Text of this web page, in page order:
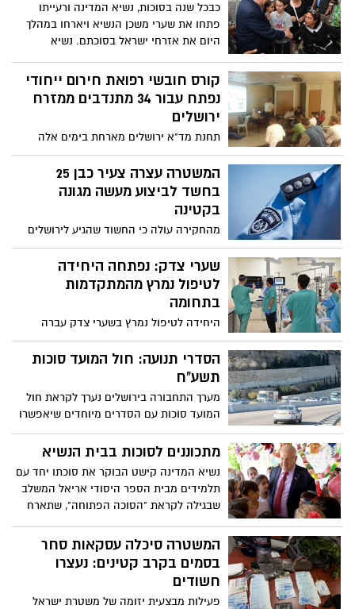
כבכל שנה בסוכות, נשיא המדינה ורעייתו
פתחו את שערי משכן הנשיא ויארחו במהלך
היום את אזרחי ישראל בסוכתם. נשיא
המשכן: "בית הנשיא הוא הבית של כל אזרחי
מדינת ישראל"
קורס חובשי רפואת חירום ייחודי
נפתח עבור 34 מתנדבים ממזרח
ירושלים
תחנת מד"א ירושלים מארחת בימים אלה
קורס מרגש במיוחד. פעמיים בשבוע, גודשים
את התחנה 34 חניכי קורס חובשי רפואת
חירום ונהגי אמבולנס, שיהפכו בחודשים
הקרובים לחלק בלתי נפרד ממתנדבי הארגון
הפועלים בבירה. הייחודיות הרבה של הקורס
נובעת מן העובדה כי חניכיו כולם הם בני
המשטרה עצרה צעיר כבן 25
בחשד לביצוע מעשה מגונה
בקטינה
מהחקירה עולה כי החשוד שהגיע לירושלים
לאירועי סליחות, פגש בנערה במרכז העיר
והשניים קבעו ללכת יחדיו. בדרכם רכשו
אלכוהול וככל הנראה שתו יחדיו. עוד עולה כי
בשלב מסוים , עפ"י החשד, ניצל מצבה של
מעשה מגונה
שערי צדק: נפתחה היחידה
לטיפול נמרץ מהמתקדמות
בתחומה
היחידה לטיפול נמרץ בשערי צדק עברה
לאחרונה למשכנה החדש. ביחידה 14 חדרי
אשפוז מרווחים למטופל יחיד, העונים על כל
דרישות התקן הבינלאומי. החדרים מצוידים
כל מטופל וכוללים מסכים דינאמיים, מנוף
ומערכת בקרה משוכללת
הסדרי תנועה: חול המועד סוכות
תשע"ח
מערך התחבורה בירושלים נערך לקראת חול
המועד סוכות עם הסדרים מיוחדים שיאפשרו
למאות אלפי המבקרים בירושלים הגעה נוחה
לכל מקום ולכל היעדים המרכזיים בירושלים
מתכוננים לסוכות בבית הנשיא
נשיא המדינה קישט הבוקר את סוכתו יחד עם
תלמידים מבית הספר היסודי אריאל המשלב
שבגילה לקראת "הסוכה הפתוחה", שתארח
המועד סוכות
המשטרה סיכלה עסקאות סחר
בסמים בקרב קטינים: נעצרו
חשודים
פעילות מבצעית יזומה של משטרת ישראל